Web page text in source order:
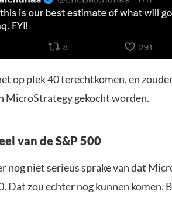
op plek 40 terechtkomen, en
MicroStrategy gekocht worden.
van de S&P 500
nog niet serieus sprake van dat
Dat zou echter nog kunnen komen.